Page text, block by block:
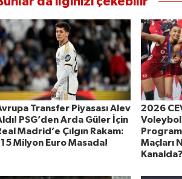
Transfer Piyasası Alev
PSG’den Arda Güler İçin
Madrid’e Çılgın Rakam:
Milyon Euro Masada!
2026
Voleybol
Maçları
Kanalda?